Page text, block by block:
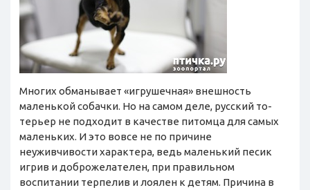
Многих обманывает «игрушечная» внешность
маленькой собачки. Но на самом деле, русский то-
терьер не подходит в качестве питомца для самых
маленьких. И это вовсе не по причине
неуживчивости характера, ведь маленький песик
игрив и доброжелателен, при правильном
воспитании терпелив и лоялен к детям. Причина в